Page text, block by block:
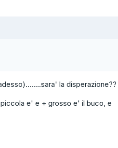
la disperazione??
e' e + grosso e' il buco, e